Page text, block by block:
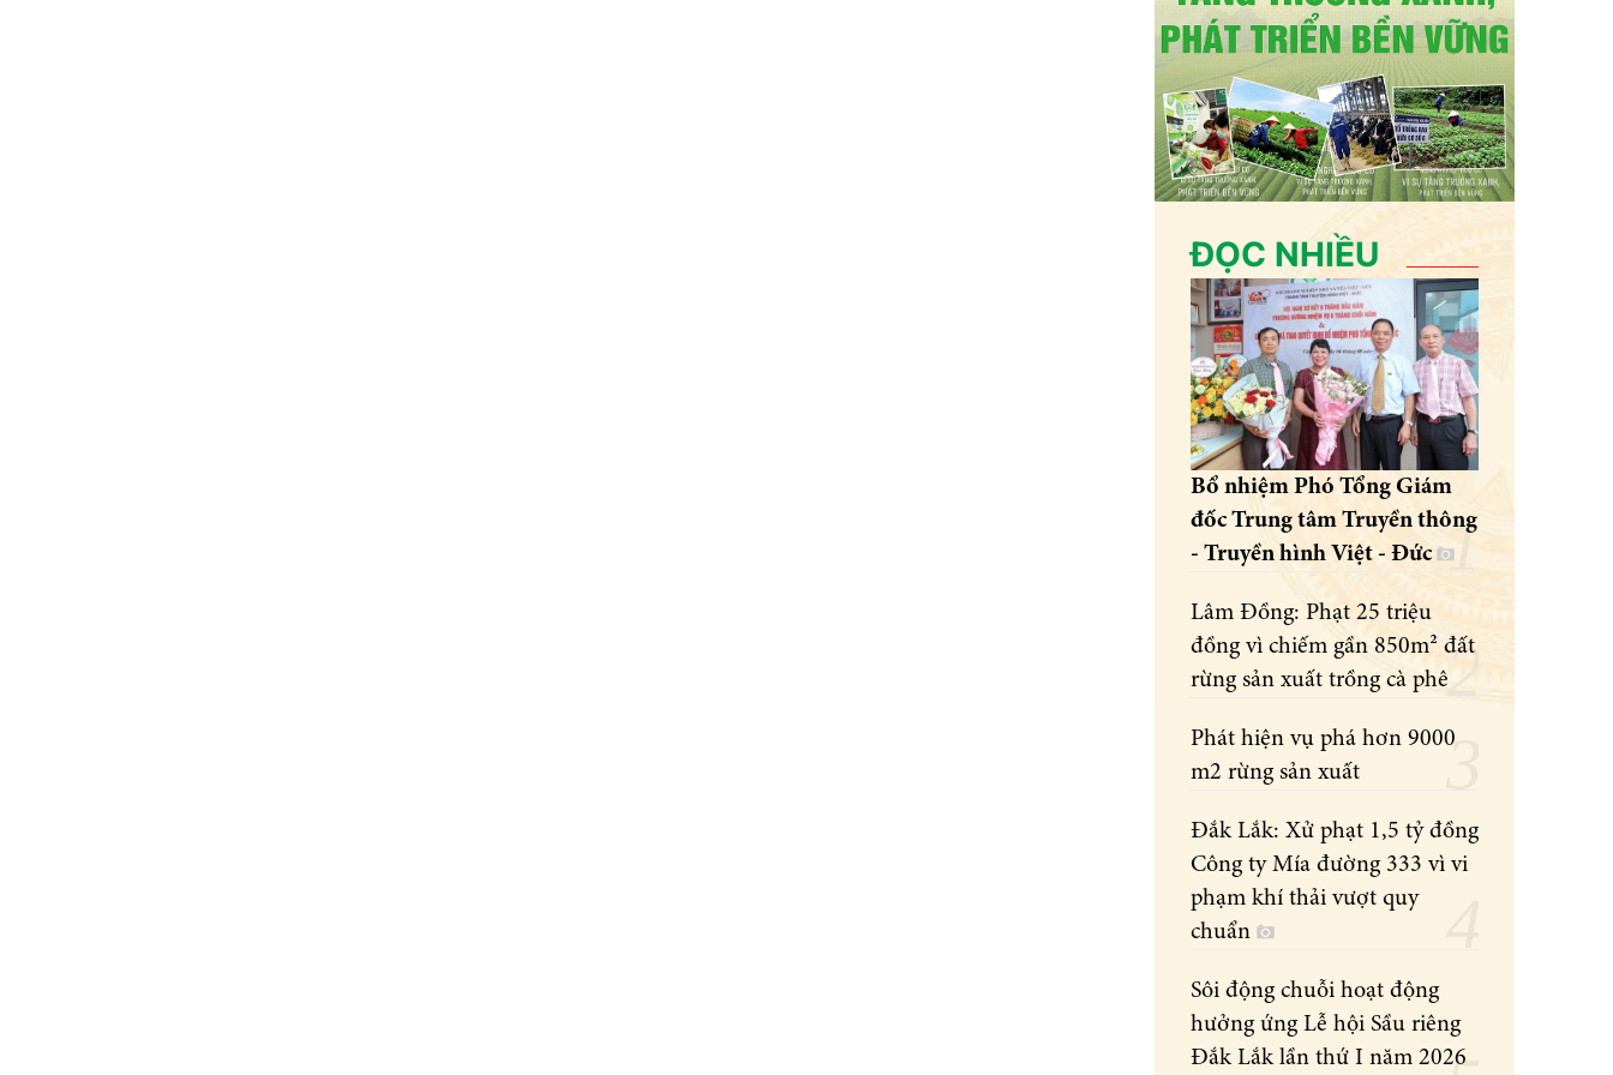
ĐỌC NHIỀU
Bổ nhiệm Phó Tổng Giám
đốc Trung tâm Truyền thông
- Truyền hình Việt - Đức
Lâm Đồng: Phạt 25 triệu
đồng vì chiếm gần 850m² đất
rừng sản xuất trồng cà phê
Phát hiện vụ phá hơn 9000
m2 rừng sản xuất
Đắk Lắk: Xử phạt 1,5 tỷ đồng
Công ty Mía đường 333 vì vi
phạm khí thải vượt quy
chuẩn
Sôi động chuỗi hoạt động
hưởng ứng Lễ hội Sầu riêng
Đắk Lắk lần thứ I năm 2026